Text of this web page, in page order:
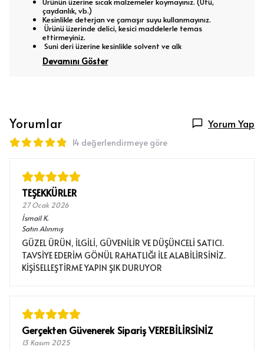
çaydanlık, vb.)
Kesinlikle deterjan ve çamaşır suyu kullanmayınız.
Ürünü üzerinde delici, kesici maddelerle temas
ettirmeyiniz.
Suni deri üzerine kesinlikle solvent ve alk
Devamını Göster
Yorumlar Yorum Yap
14 değerlendirmeye göre
TEŞEKKÜRLER
27 Ocak 2026
İsmailK.
Satın Alınmış
GÜZEL ÜRÜN, İLGİLİ, GÜVENİLİR VE DÜŞÜNCELİ SATICI.
TAVSİYE EDERİM GÖNÜL RAHATLIĞI İLE ALABİLİRSİNİZ.
KİŞİSELLEŞTİRME YAPIN ŞIK DURUYOR
Gerçekten Güvenerek Sipariş VEREBİLİRSİNİZ
13 Kasım 2025